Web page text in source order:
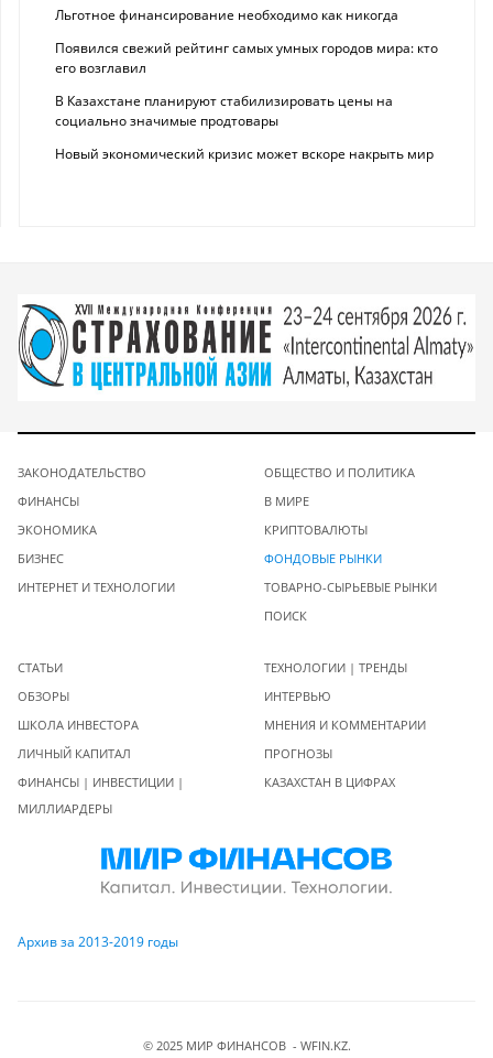
Льготное финансирование необходимо как никогда
Появился свежий рейтинг самых умных городов мира: кто
его возглавил
В Казахстане планируют стабилизировать цены на
социально значимые продтовары
Новый экономический кризис может вскоре накрыть мир
ЗАКОНОДАТЕЛЬСТВО
ФИНАНСЫ
ЭКОНОМИКА
БИЗНЕС
ИНТЕРНЕТ И ТЕХНОЛОГИИ
ОБЩЕСТВО И ПОЛИТИКА
В МИРЕ
КРИПТОВАЛЮТЫ
ФОНДОВЫЕ РЫНКИ
ТОВАРНО-СЫРЬЕВЫЕ РЫНКИ
ПОИСК
СТАТЬИ
ОБЗОРЫ
ШКОЛА ИНВЕСТОРА
ЛИЧНЫЙ КАПИТАЛ
ФИНАНСЫ | ИНВЕСТИЦИИ |
МИЛЛИАРДЕРЫ
ТЕХНОЛОГИИ | ТРЕНДЫ
ИНТЕРВЬЮ
МНЕНИЯ И КОММЕНТАРИИ
ПРОГНОЗЫ
КАЗАХСТАН В ЦИФРАХ
Архив за 2013-2019 годы
© 2025 МИР ФИНАНСОВ - WFIN.KZ.